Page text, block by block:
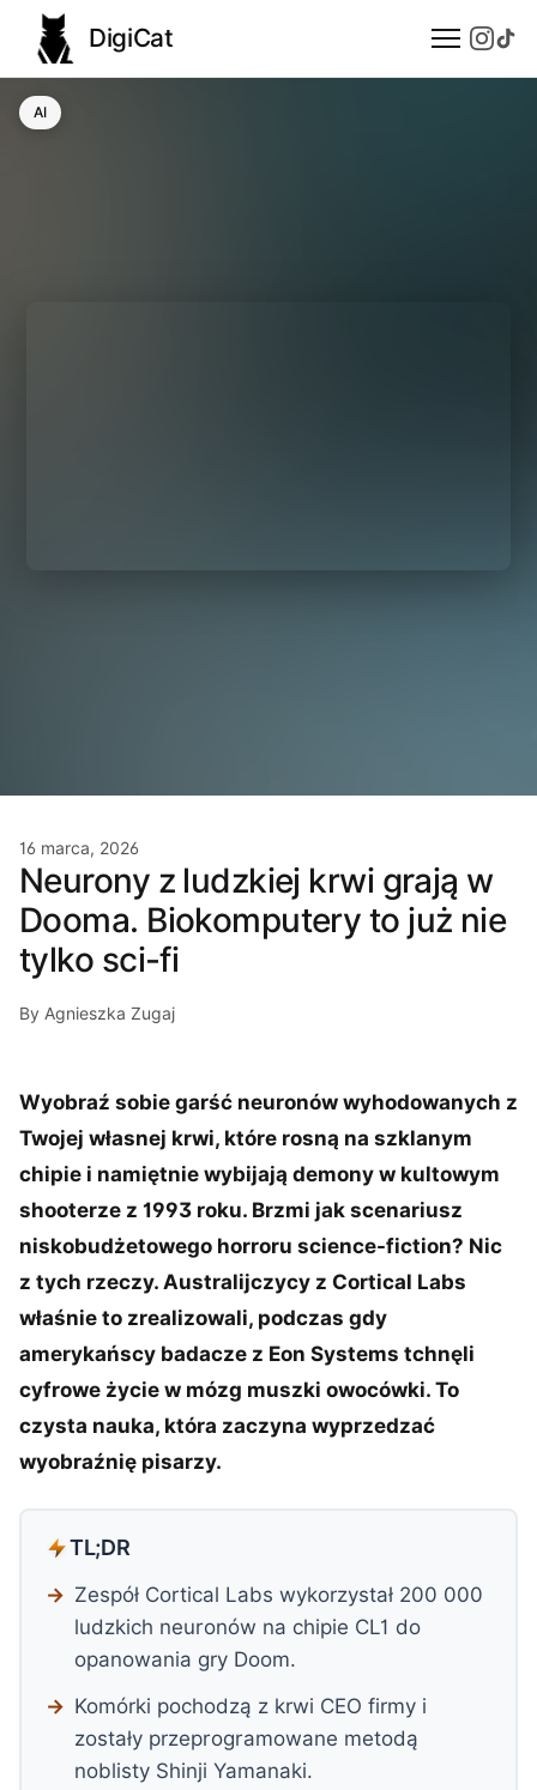
DigiCat
AI
AI
16 marca, 2026
Neurony z ludzkiej krwi grają w
Dooma. Biokomputery to już nie
tylko sci-fi
By Agnieszka Zugaj
Wyobraź sobie garść neuronów wyhodowanych z
Twojej własnej krwi, które rosną na szklanym
chipie i namiętnie wybijają demony w kultowym
shooterze z 1993 roku. Brzmi jak scenariusz
niskobudżetowego horroru science-fiction? Nic
z tych rzeczy. Australijczycy z Cortical Labs
właśnie to zrealizowali, podczas gdy
amerykańscy badacze z Eon Systems tchnęli
cyfrowe życie w mózg muszki owocówki. To
czysta nauka, która zaczyna wyprzedzać
wyobraźnię pisarzy.
TL;DR
Zespół Cortical Labs wykorzystał 200 000
ludzkich neuronów na chipie CL1 do
opanowania gry Doom.
Komórki pochodzą z krwi CEO firmy i
zostały przeprogramowane metodą
noblisty Shinji Yamanaki.